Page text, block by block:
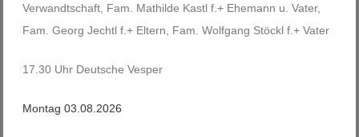
Verwandtschaft, Fam. Mathilde Kastl f.+ Ehemann u. Vater,
Fam. Georg Jechtl f.+ Eltern, Fam. Wolfgang Stöckl f.+ Vater
17.30 Uhr Deutsche Vesper
Montag 03.08.2026